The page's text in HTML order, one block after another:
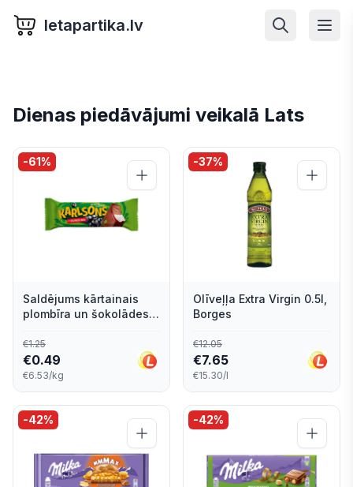
letapartika.lv
Dienas piedāvājumi veikalā Lats
-61%
Saldējums kārtainais
plombīra un šokolādes
piedevu glazūrā 12%
100ml/75g, Karlsons
€1.25
€0.49
€6.53/kg
-37%
Olīveļļa Extra Virgin 0.5l,
Borges
€12.05
€7.65
€15.30/l
-42% -42%